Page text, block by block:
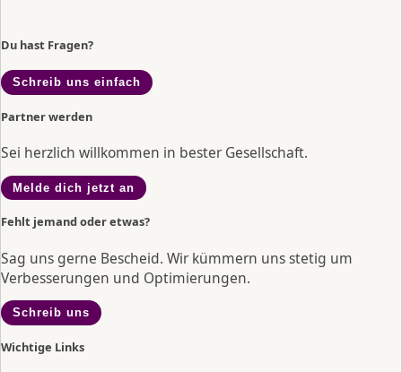
Du hast Fragen?
Schreib uns einfach
Partner werden
Sei herzlich willkommen in bester Gesellschaft.
Melde dich jetzt an
Fehlt jemand oder etwas?
Sag uns gerne Bescheid. Wir kümmern uns stetig um
Verbesserungen und Optimierungen.
Schreib uns
Wichtige Links